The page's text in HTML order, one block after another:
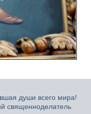
души всего мира!
священноделатель